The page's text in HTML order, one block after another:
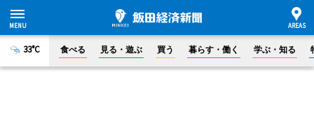
33°C 食べる 見る・遊ぶ 買う 暮らす・働く 学ぶ・知る